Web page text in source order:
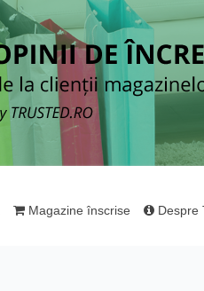
Magazine înscrise Despre